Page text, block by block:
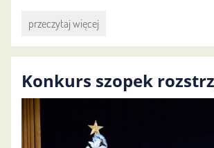
Korzenny
świąt:
przeczytaj więcej
Konkurs szopek